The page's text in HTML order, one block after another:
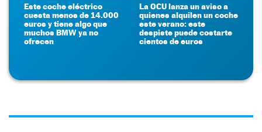
Este coche eléctrico
cuesta menos de 14.000
euros y tiene algo que
muchos BMW ya no
ofrecen
La OCU lanza un aviso a
quienes alquilen un coche
este verano: este
despiste puede costarte
cientos de euros